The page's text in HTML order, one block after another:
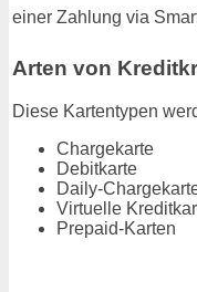
einer Zahlung via
Arten von
Diese Kartentypen
Chargekarte
Debitkarte
Daily-
Virtuelle
Prepaid-Karten